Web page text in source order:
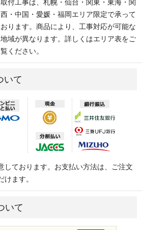
取付工事は、札幌・仙台・関東・東海・関
西・中国・愛媛・福岡エリア限定で承って
おります。商品により、工事対応が可能な
地域が異なります。詳しくはエリア表をご
覧ください。
いて
しております。お支払い方法は、ご注文
ます。
いて